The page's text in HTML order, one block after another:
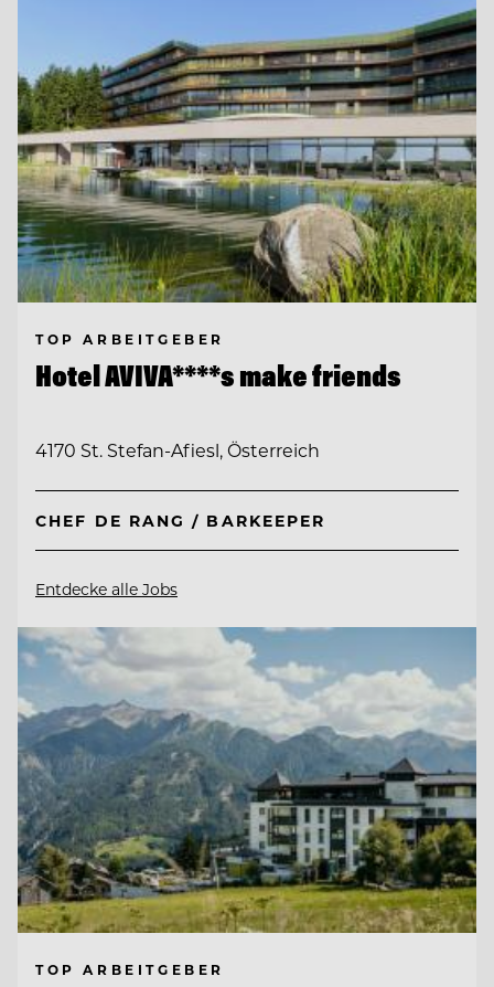
TOP ARBEITGEBER
Hotel AVIVA****s make friends
4170 St. Stefan-Afiesl, Österreich
CHEF DE RANG / BARKEEPER
Entdecke alle Jobs
TOP ARBEITGEBER